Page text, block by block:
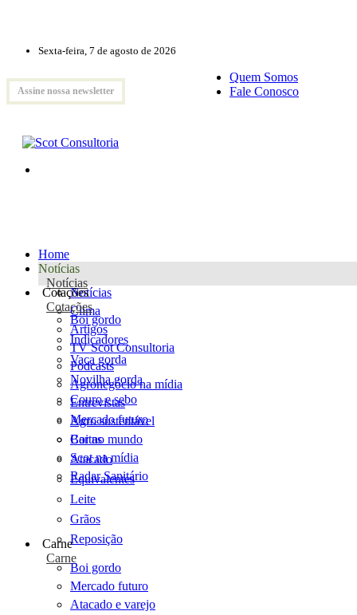
Sexta-feira, 7 de agosto de 2026
Assine nossa newsletter
Quem Somos
Fale Conosco
Home
Notícias
Notícias
Notícias
Clima
Artigos
TV Scot Consultoria
Podcasts
Agronegócio na mídia
Entrevistas
Agro sustentável
Cartas
Scot na mídia
Radar Sanitário
Cotações
Cotações
Boi gordo
Indicadores
Vaca gorda
Novilha gorda
Couro e sebo
Mercado futuro
Boi no mundo
Atacado
Equivalentes
Leite
Grãos
Reposição
Carne
Carne
Boi gordo
Mercado futuro
Atacado e varejo